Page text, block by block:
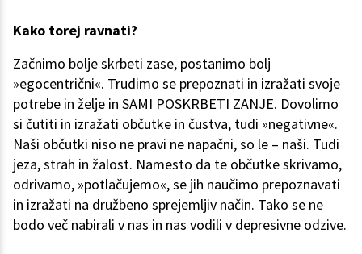
Kako torej ravnati?
Začnimo bolje skrbeti zase, postanimo bolj
»egocentrični«. Trudimo se prepoznati in izražati svoje
potrebe in želje in SAMI POSKRBETI ZANJE. Dovolimo
si čutiti in izražati občutke in čustva, tudi »negativne«.
Naši občutki niso ne pravi ne napačni, so le – naši. Tudi
jeza, strah in žalost. Namesto da te občutke skrivamo,
odrivamo, »potlačujemo«, se jih naučimo prepoznavati
in izražati na družbeno sprejemljiv način. Tako se ne
bodo več nabirali v nas in nas vodili v depresivne odzive.